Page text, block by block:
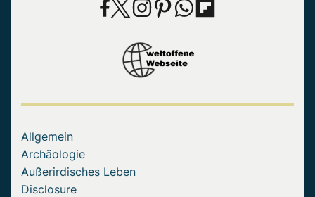
Allgemein
Archäologie
Außerirdisches Leben
Disclosure